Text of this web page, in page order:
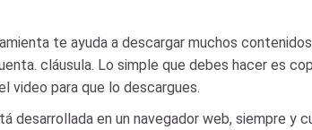
te ayuda a descargar muchos
cláusula. Lo simple que debes hacer es
video para que lo descargues.
en un navegador web, siempre y